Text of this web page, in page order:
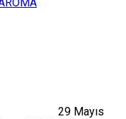
29 Mayıs